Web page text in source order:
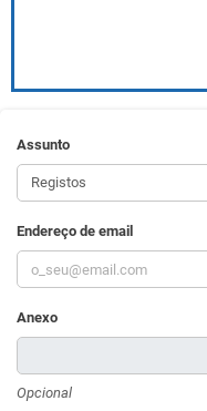
Assunto
Endereço de email
Anexo
Opcional